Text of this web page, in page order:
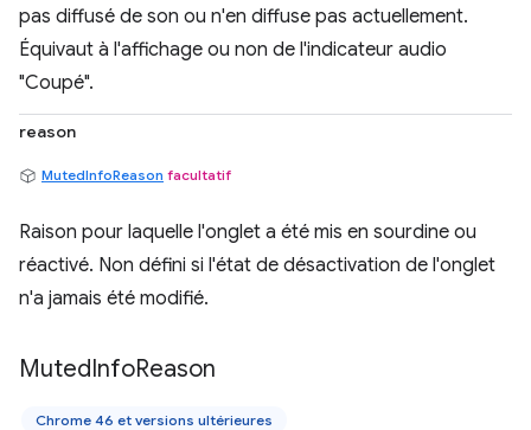
pas diffusé de son ou n'en diffuse pas actuellement.
Équivaut à l'affichage ou non de l'indicateur audio
"Coupé".
reason
MutedInfoReason facultatif
Raison pour laquelle l'onglet a été mis en sourdine ou
réactivé. Non défini si l'état de désactivation de l'onglet
n'a jamais été modifié.
MutedInfoReason
Chrome 46 et versions ultérieures